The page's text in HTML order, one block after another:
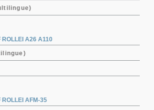
ROLLEI A26 A110
ROLLEI AFM-35